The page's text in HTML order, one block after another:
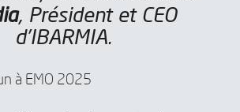
, Président et CEO
d’IBARMIA.
à EMO 2025
Stand B67.